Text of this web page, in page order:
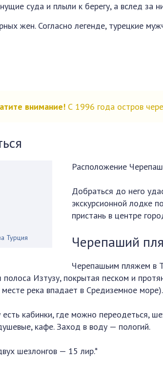
суда и плыли к берегу, а вслед за
жен. Согласно легенде, турецкие
внимание! С 1996 года остров
Турция
Расположение
Добраться до него
экскурсионной лодке
пристань в центре
Черепаший
Черепашьим пляжем в
полоса Изтузу, покрытая песком и
река впадает в Средиземное море).
кабинки, где можно переодеться,
кафе. Заход в воду — пологий.
шезлонгов — 15 лир.*